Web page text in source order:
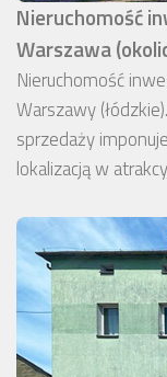
Nieruchomość
Warszawa
Nieruchomość
Warszawy
sprzedaży
lokalizacją w